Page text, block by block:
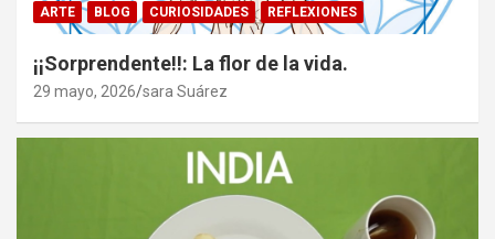
ARTE BLOG CURIOSIDADES REFLEXIONES
¡¡Sorprendente!!: La flor de la vida.
29 mayo, 2026 sara Suárez